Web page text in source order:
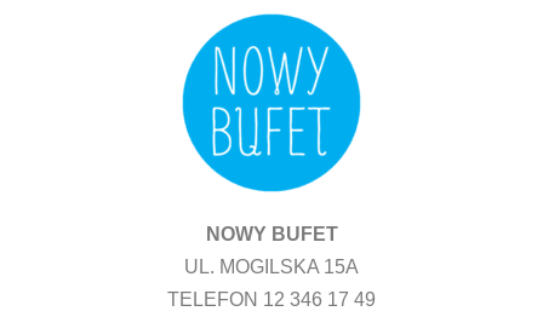
NOWY BUFET
UL. MOGILSKA 15A
TELEFON 12 346 17 49